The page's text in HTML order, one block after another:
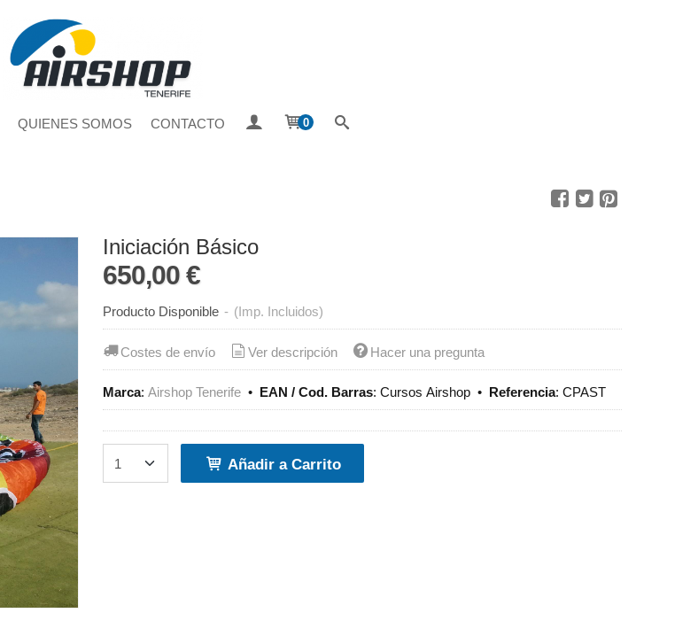
QUIENES SOMOS CONTACTO 0
Iniciación Básico
650,00 €
Producto Disponible - (Imp. Incluidos)
Costes de envío Ver descripción Hacer una pregunta
Marca:Airshop Tenerife • EAN / Cod. Barras:Cursos Airshop • Referencia:CPAST
Añadir a Carrito